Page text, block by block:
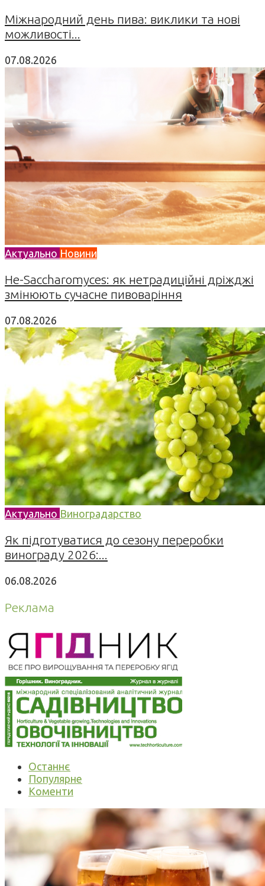
Міжнародний день пива: виклики та нові
можливості...
07.08.2026
Актуально Новини
Не-Saccharomyces: як нетрадиційні дріжджі
змінюють сучасне пивоваріння
07.08.2026
Актуально Виноградарство
Як підготуватися до сезону переробки
винограду 2026:...
06.08.2026
Реклама
Останнє
Популярне
Коменти